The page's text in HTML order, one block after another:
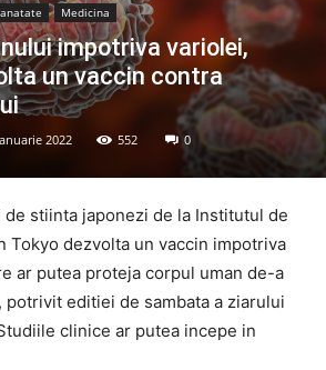
Medicina
impotriva variolei,
un vaccin contra
2022 552 0
de stiinta japonezi de la Institutul de
Tokyo dezvolta un vaccin impotriva
ar putea proteja corpul uman de-a
editiei de sambata a ziarului
clinice ar putea incepe in